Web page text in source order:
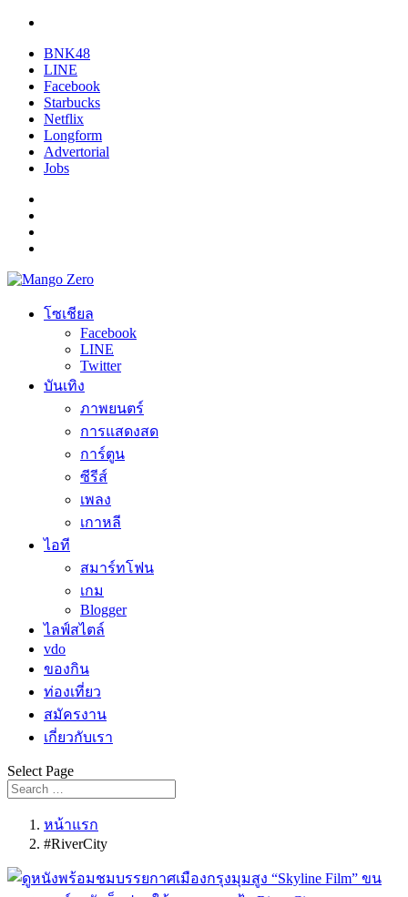
BNK48
LINE
Facebook
Starbucks
Netflix
Longform
Advertorial
Jobs
โซเชียล
Facebook
LINE
Twitter
บันเทิง
ภาพยนตร์
การแสดงสด
การ์ตูน
ซีรีส์
เพลง
เกาหลี
ไอที
สมาร์ทโฟน
เกม
Blogger
ไลฟ์สไตล์
vdo
ของกิน
ท่องเที่ยว
สมัครงาน
เกี่ยวกับเรา
Select Page
หน้าแรก
#RiverCity